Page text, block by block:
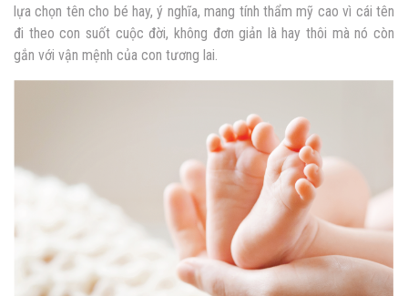
lựa chọn tên cho bé hay, ý nghĩa, mang tính thẩm mỹ cao vì cái tên
đi theo con suốt cuộc đời, không đơn giản là hay thôi mà nó còn
gắn với vận mệnh của con tương lai.